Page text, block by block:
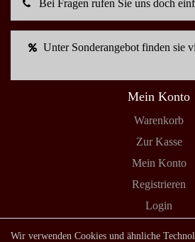
Bei Fragen rufen Sie uns doch
Unter Sonderangebot finden sie
Mein Konto
Warenkorb
Zur Kasse
Mein Konto
Registrieren
Login
Shop
Wir verwenden Cookies und ähnliche